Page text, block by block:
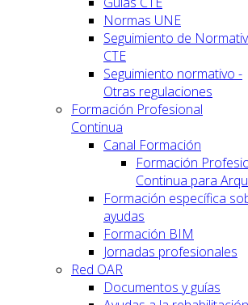
Normas UNE
Seguimiento de
CTE
Seguimiento normativo -
Otras regulaciones
Formación Profesional
Continua
Canal Formación
Formación
Continua para
Formación específica
ayudas
Formación BIM
Jornadas profesionales
Red OAR
Documentos y guías